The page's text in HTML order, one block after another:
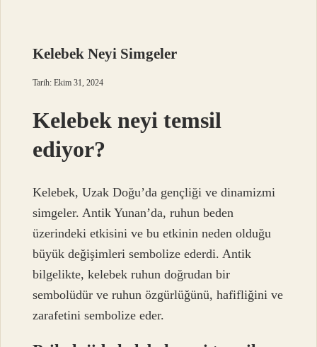
Kelebek Neyi Simgeler
Tarih: Ekim 31, 2024
Kelebek neyi temsil
ediyor?
Kelebek, Uzak Doğu’da gençliği ve dinamizmi
simgeler. Antik Yunan’da, ruhun beden
üzerindeki etkisini ve bu etkinin neden olduğu
büyük değişimleri sembolize ederdi. Antik
bilgelikte, kelebek ruhun doğrudan bir
sembolüdür ve ruhun özgürlüğünü, hafifliğini ve
zarafetini sembolize eder.